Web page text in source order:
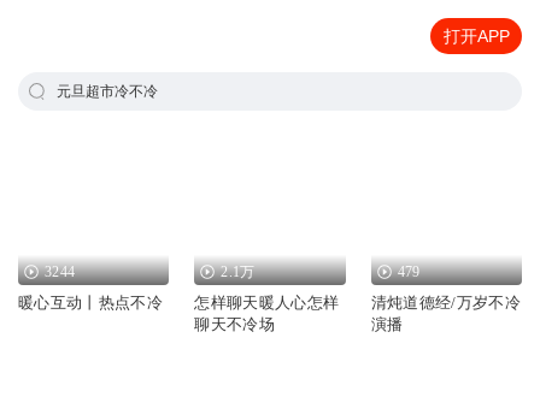
打开APP
元旦超市冷不冷
3244
暖心互动丨热点不冷
2.1万
怎样聊天暖人心怎样
聊天不冷场
479
清炖道德经/万岁不冷
演播